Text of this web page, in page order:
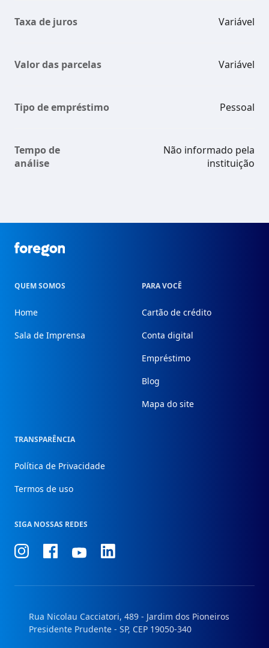
Taxa de juros Variável
Valor das parcelas Variável
Tipo de empréstimo Pessoal
Tempo de
análise
Não informado pela
instituição
Foregon.com
QUEM SOMOS
Home
Sala de Imprensa
PARA VOCÊ
Cartão de crédito
Conta digital
Empréstimo
Blog
Mapa do site
TRANSPARÊNCIA
Política de Privacidade
Termos de uso
SIGA NOSSAS REDES
ConheçaConheçaConheçaConheça
Rua Nicolau Cacciatori, 489 - Jardim dos Pioneiros
Presidente Prudente - SP, CEP 19050-340